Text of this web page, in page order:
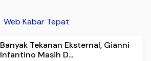
Web Kabar Tepat
Banyak Tekanan Eksternal, Gianni
Infantino Masih D...